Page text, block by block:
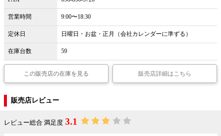
営業時間 9:00〜18:30
定休日 日曜日・お盆・正月（会社カレンダーに準ずる）
在庫台数 59
この販売店の在庫を見る 販売店詳細はこちら
販売店レビュー
レビュー総合 満足度 3.1